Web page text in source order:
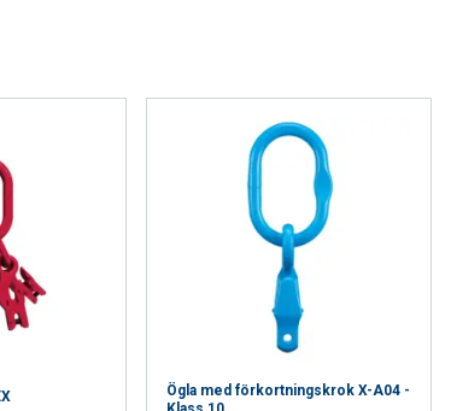
Ögla med förkortningskrok X-A04 -